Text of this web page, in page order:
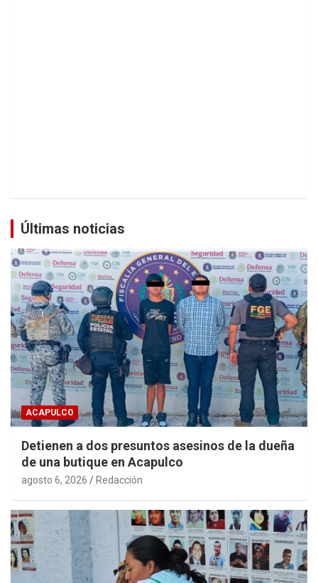
Últimas noticias
ACAPULCO
Detienen a dos presuntos asesinos de la dueña
de una butique en Acapulco
agosto 6, 2026 Redacción